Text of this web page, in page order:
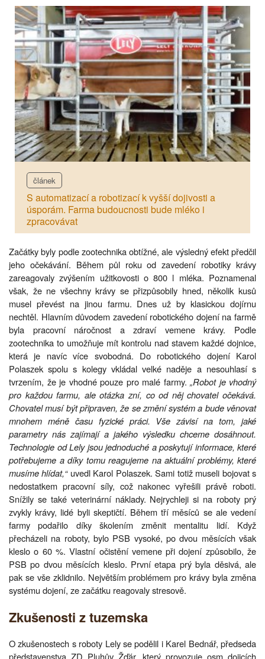
článek
S automatizací a robotizací k vyšší dojivosti a
úsporám. Farma budoucnosti bude mléko i
zpracovávat
Začátky byly podle zootechnika obtížné, ale výsledný efekt předčil
jeho očekávání. Během půl roku od zavedení robotiky krávy
zareagovaly zvýšením užitkovosti o 800 l mléka. Poznamenal
však, že ne všechny krávy se přizpůsobily hned, několik kusů
musel převést na jinou farmu. Dnes už by klasickou dojírnu
nechtěl. Hlavním důvodem zavedení robotického dojení na farmě
byla pracovní náročnost a zdraví vemene krávy. Podle
zootechnika to umožňuje mít kontrolu nad stavem každé dojnice,
která je navíc více svobodná. Do robotického dojení Karol
Polaszek spolu s kolegy vkládal velké naděje a nesouhlasí s
tvrzením, že je vhodné pouze pro malé farmy. „Robot je vhodný
pro každou farmu, ale otázka zní, co od něj chovatel očekává.
Chovatel musí být připraven, že se změní systém a bude věnovat
mnohem méně času fyzické práci. Vše závisí na tom, jaké
parametry nás zajímají a jakého výsledku chceme dosáhnout.
Technologie od Lely jsou jednoduché a poskytují informace, které
potřebujeme a díky tomu reagujeme na aktuální problémy, které
musíme hlídat,“uvedl Karol Polaszek. Sami totiž museli bojovat s
nedostatkem pracovní síly, což nakonec vyřešili právě roboti.
Snížily se také veterinární náklady. Nejrychleji si na roboty prý
zvykly krávy, lidé byli skeptičtí. Během tří měsíců se ale vedení
farmy podařilo díky školením změnit mentalitu lidí. Když
přecházeli na roboty, bylo PSB vysoké, po dvou měsících však
kleslo o 60 %. Vlastní očistění vemene při dojení způsobilo, že
PSB po dvou měsících kleslo. První etapa prý byla děsivá, ale
pak se vše zklidnilo. Největším problémem pro krávy byla změna
systému dojení, ze začátku reagovaly stresově.
Zkušenosti z tuzemska
O zkušenostech s roboty Lely se podělil i Karel Bednář, předseda